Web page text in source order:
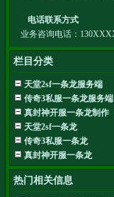
栏目分类
天堂2sf一条龙服务端
传奇3私服一条龙服务端
真封神开服一条龙制作
天堂2sf一条龙
传奇3私服一条龙
真封神开服一条龙
热门相关信息